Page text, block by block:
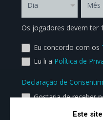
Dia Mês
Os jogadores devem ter
Eu concordo com os
Eu li a Política de
Declaração de
Gostaria de receber
Este